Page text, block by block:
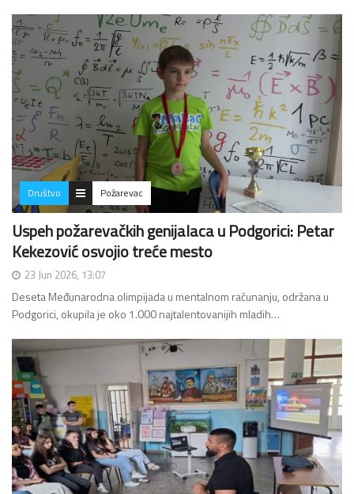
Društvo Požarevac
Uspeh požarevačkih genijalaca u Podgorici: Petar
Kekezović osvojio treće mesto
23 Jun 2026, 13:07
Deseta Međunarodna olimpijada u mentalnom računanju, održana u
Podgorici, okupila je oko 1.000 najtalentovanijih mladih…